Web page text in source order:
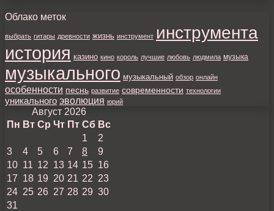
Облако меток
выбрать гитары древности жизнь инструмент инструмента
история казино кино король лучшие любовь людмила музыка
музыкального музыкальный обзор онлайн
особенности песнь развитие современности технологии
уникального эволюция юрий
Август 2026
Пн Вт Ср Чт Пт Сб Вс
1
2
3
4 5 6 7 8
9
10 11 12 13 14 15 16
17 18 19 20 21 22 23
24 25 26 27 28 29 30
31